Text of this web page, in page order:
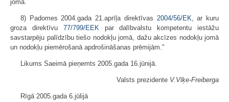
jomā.
8) Padomes 2004.gada 21.aprīļa direktīvas 2004/56/EK , ar kuru
groza direktīvu 77/799/EEK par dalībvalstu kompetentu iestāžu
savstarpēju palīdzību tiešo nodokļu jomā, dažu akcīzes nodokļu jomā
un nodokļu piemērošanā apdrošināšanas prēmijām."
Likums Saeimā pieņemts 2005.gada 16.jūnijā.
Valsts prezidente V.Vīķe-Freiberga
Rīgā 2005.gada 6.jūlijā